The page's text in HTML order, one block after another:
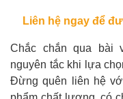
Liên hệ ngay để
Chắc chắn qua bài
nguyên tắc khi lựa
Đừng quên liên hệ